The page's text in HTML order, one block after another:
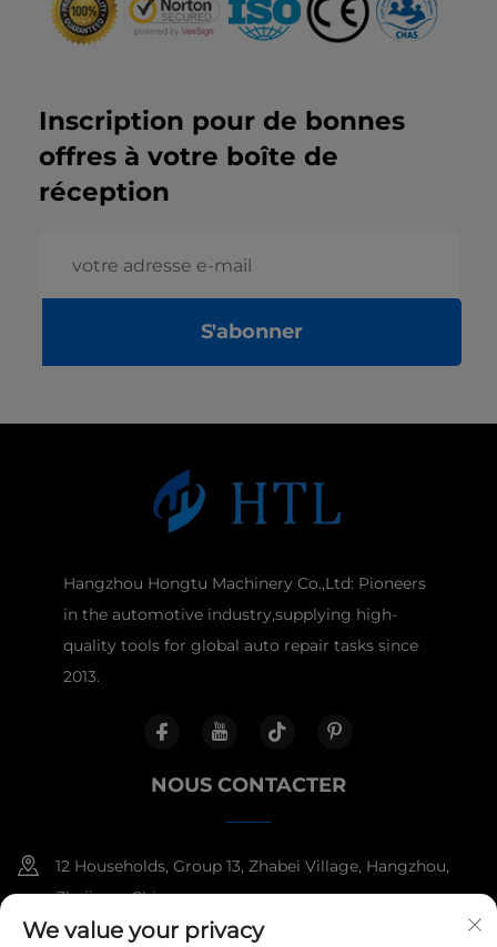
Inscription pour de bonnes
offres à votre boîte de
réception
S'abonner
Hangzhou Hongtu Machinery Co.,Ltd: Pioneers
in the automotive industry,supplying high-
quality tools for global auto repair tasks since
2013.
NOUS CONTACTER
12 Households, Group 13, Zhabei Village, Hangzhou,
Zhejiang, China
We value your privacy